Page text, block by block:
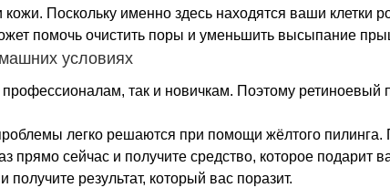
Поскольку именно здесь находятся ваши клетки
помочь очистить поры и уменьшить высыпание
условиях
так и новичкам. Поэтому
легко решаются при помощи жёлтого пилинга.
прямо сейчас и получите средство, которое подарит
результат, который вас поразит.